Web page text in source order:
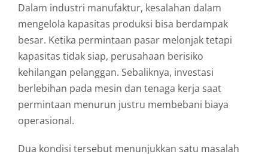
Dalam industri manufaktur, kesalahan dalam
mengelola kapasitas produksi bisa berdampak
besar. Ketika permintaan pasar melonjak tetapi
kapasitas tidak siap, perusahaan berisiko
kehilangan pelanggan. Sebaliknya, investasi
berlebihan pada mesin dan tenaga kerja saat
permintaan menurun justru membebani biaya
operasional.
Dua kondisi tersebut menunjukkan satu masalah